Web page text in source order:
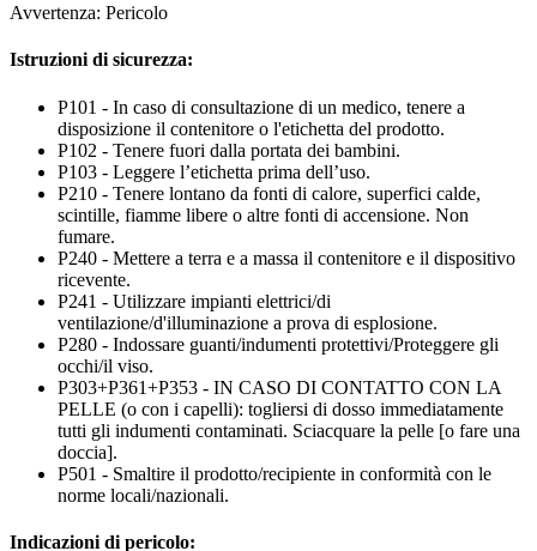
Avvertenza: Pericolo
Istruzioni di sicurezza:
P101 - In caso di consultazione di un medico, tenere a
disposizione il contenitore o l'etichetta del prodotto.
P102 - Tenere fuori dalla portata dei bambini.
P103 - Leggere l’etichetta prima dell’uso.
P210 - Tenere lontano da fonti di calore, superfici calde,
scintille, fiamme libere o altre fonti di accensione. Non
fumare.
P240 - Mettere a terra e a massa il contenitore e il dispositivo
ricevente.
P241 - Utilizzare impianti elettrici/di
ventilazione/d'illuminazione a prova di esplosione.
P280 - Indossare guanti/indumenti protettivi/Proteggere gli
occhi/il viso.
P303+P361+P353 - IN CASO DI CONTATTO CON LA
PELLE (o con i capelli): togliersi di dosso immediatamente
tutti gli indumenti contaminati. Sciacquare la pelle [o fare una
doccia].
P501 - Smaltire il prodotto/recipiente in conformità con le
norme locali/nazionali.
Indicazioni di pericolo: